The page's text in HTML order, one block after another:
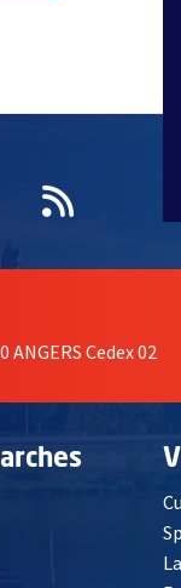
fenêtreune
Flux RSS
Cedex 02
nouvelle fenêtre